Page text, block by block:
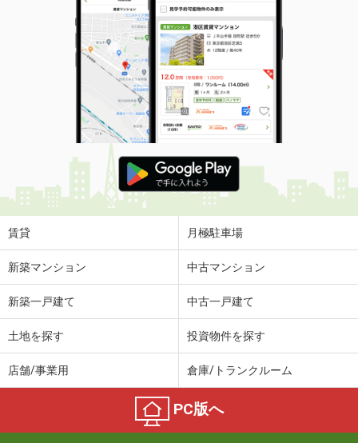
賃貸 月極駐車場
新築マンション 中古マンション
新築一戸建て 中古一戸建て
土地を探す 投資物件を探す
店舗/事業用 倉庫/トランクルーム
PC版へ